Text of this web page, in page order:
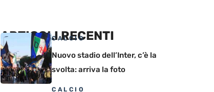
ARTICOLI RECENTI
CALCIO
Nuovo stadio dell’Inter, c’è la
svolta: arriva la foto
CALCIO